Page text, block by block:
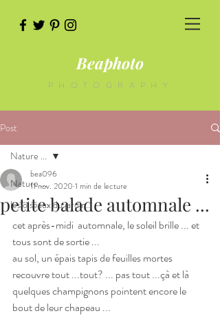
Beaphoto
PHOTOGRAPHY
Post
Nature ...
les oiseaux du jardin...
Nature ...
petite balade automnale ...
bea096
11 nov. 2020 1 min de lecture
cet après-midi  automnale, le soleil brille ... et
tous sont de sortie ...
au sol, un épais tapis de feuilles mortes
recouvre tout ...tout? ... pas tout ...çà et là
quelques champignons pointent encore le
bout de leur chapeau ...